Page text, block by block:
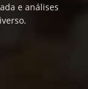
e análises